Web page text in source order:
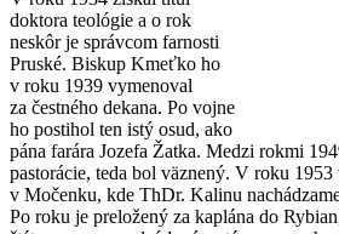
doktora teológie a o rok
neskôr je správcom farnosti
Pruské. Biskup Kmeťko ho
v roku 1939 vymenoval
za čestného dekana. Po vojne
ho postihol ten istý osud, ako
pána farára Jozefa Žatka. Medzi rokmi
pastorácie, teda bol väznený. V roku 1953
v Močenku, kde ThDr. Kalinu
Po roku je preložený za kaplána do